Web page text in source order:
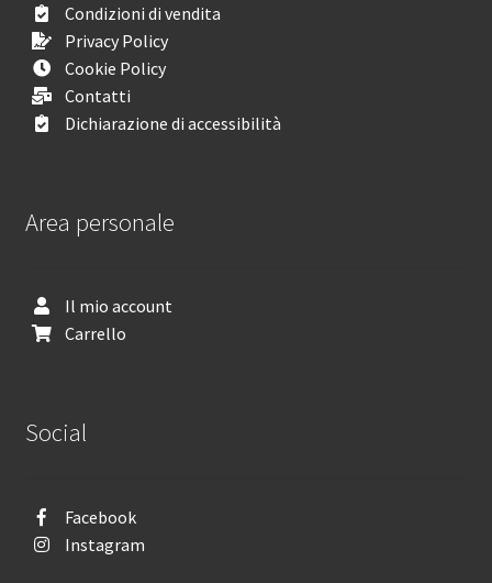
Condizioni di vendita
Privacy Policy
Cookie Policy
Contatti
Dichiarazione di accessibilità
Area personale
Il mio account
Carrello
Social
Facebook
Instagram